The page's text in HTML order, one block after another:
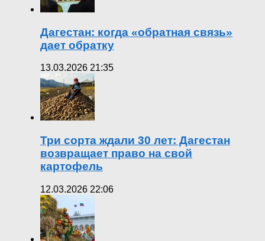
Дагестан: когда «обратная связь»
дает обратку
13.03.2026 21:35
Три сорта ждали 30 лет: Дагестан
возвращает право на свой
картофель
12.03.2026 22:06